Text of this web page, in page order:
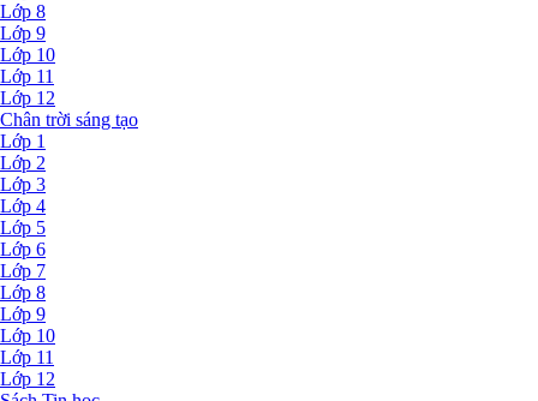
Lớp 8
Lớp 9
Lớp 10
Lớp 11
Lớp 12
Chân trời sáng tạo
Lớp 1
Lớp 2
Lớp 3
Lớp 4
Lớp 5
Lớp 6
Lớp 7
Lớp 8
Lớp 9
Lớp 10
Lớp 11
Lớp 12